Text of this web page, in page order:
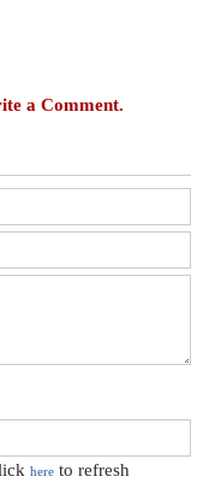
a Comment.
here to refresh